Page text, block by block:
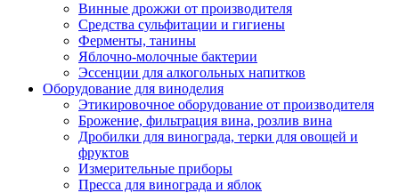
Винные дрожжи от производителя
Средства сульфитации и гигиены
Ферменты, танины
Яблочно-молочные бактерии
Эссенции для алкогольных напитков
Оборудование для виноделия
Этикировочное оборудование от производителя
Брожение, фильтрация вина, розлив вина
Дробилки для винограда, терки для овощей и
фруктов
Измерительные приборы
Пресса для винограда и яблок